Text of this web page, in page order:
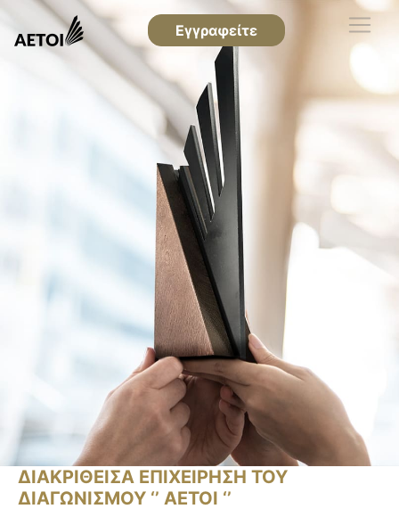
Εγγραφείτε
ΔΙΑΚΡΙΘΕΙΣΑ ΕΠΙΧΕΙΡΗΣΗ ΤΟΥ
ΔΙΑΓΩΝΙΣΜΟΥ ‘’ ΑΕΤΟΙ ‘’